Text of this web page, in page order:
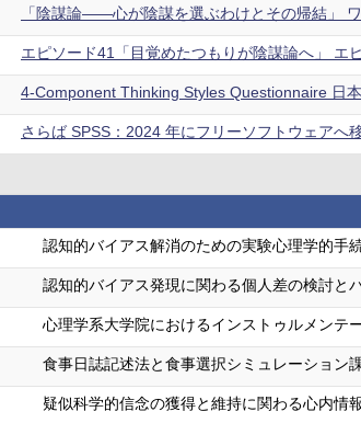
「陰謀論——心が陰謀を選ぶわけとその帰結」
エピソード41「目覚めたつもりが陰謀論へ」
4-Component Thinking Styles Questionnaire 日
さらば SPSS：2024 年にフリーソフトウェア
認知的バイアス解消のための実験心理学的手
認知的バイアス発現に関わる個人差の検討と
心理学系大学院におけるインストゥルメンテ
食事日誌記述法と食事選択シミュレーション
疑似科学的信念の獲得と維持に関わる心内情